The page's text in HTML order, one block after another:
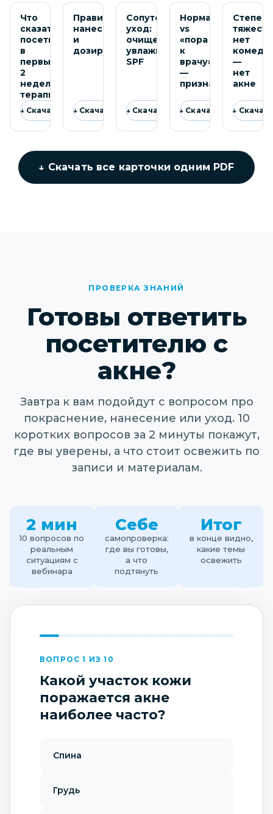
Что
сказать
посетителю
в
первые
2
недели
терапии
↓ Скачать
Правильное
нанесение
и
дозировка
↓ Скачать
Сопутствующий
уход:
очищение,
увлажнение,
SPF
↓ Скачать
Норма
vs
«пора
к
врачу»
—
признаки
↓ Скачать
нет
—
нет
акне
↓
↓ Скачать все карточки одним PDF
ПРОВЕРКА ЗНАНИЙ
Готовы ответить
посетителю с
акне?
Завтра к вам подойдут с вопросом про
покраснение, нанесение или уход. 10
коротких вопросов за 2 минуты покажут,
где вы уверены, а что стоит освежить по
записи и материалам.
2 мин
10 вопросов по
реальным
ситуациям с
вебинара
Себе
самопроверка:
где вы готовы,
а что
подтянуть
Итог
в конце видно,
какие темы
освежить
ВОПРОС 1 ИЗ 10
Какой участок кожи
поражается акне
наиболее часто?
Спина
Грудь